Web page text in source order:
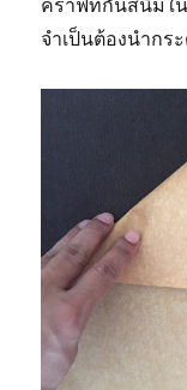
คราฟท์กันสนิมใ
จำเป็นต้องนำก